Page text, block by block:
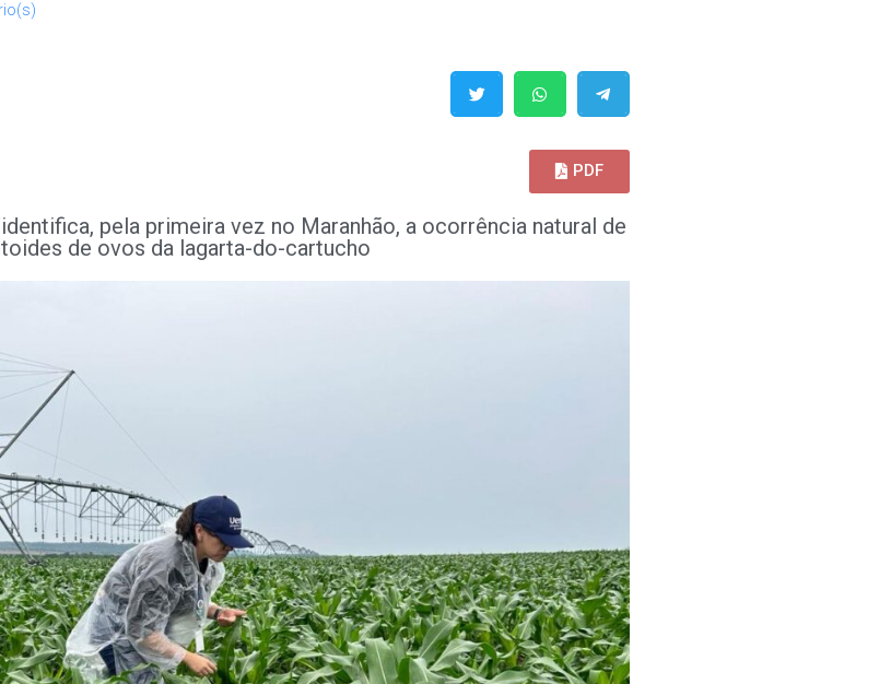
PDF
pela primeira vez no Maranhão, a ocorrência natural de
de ovos da lagarta-do-cartucho